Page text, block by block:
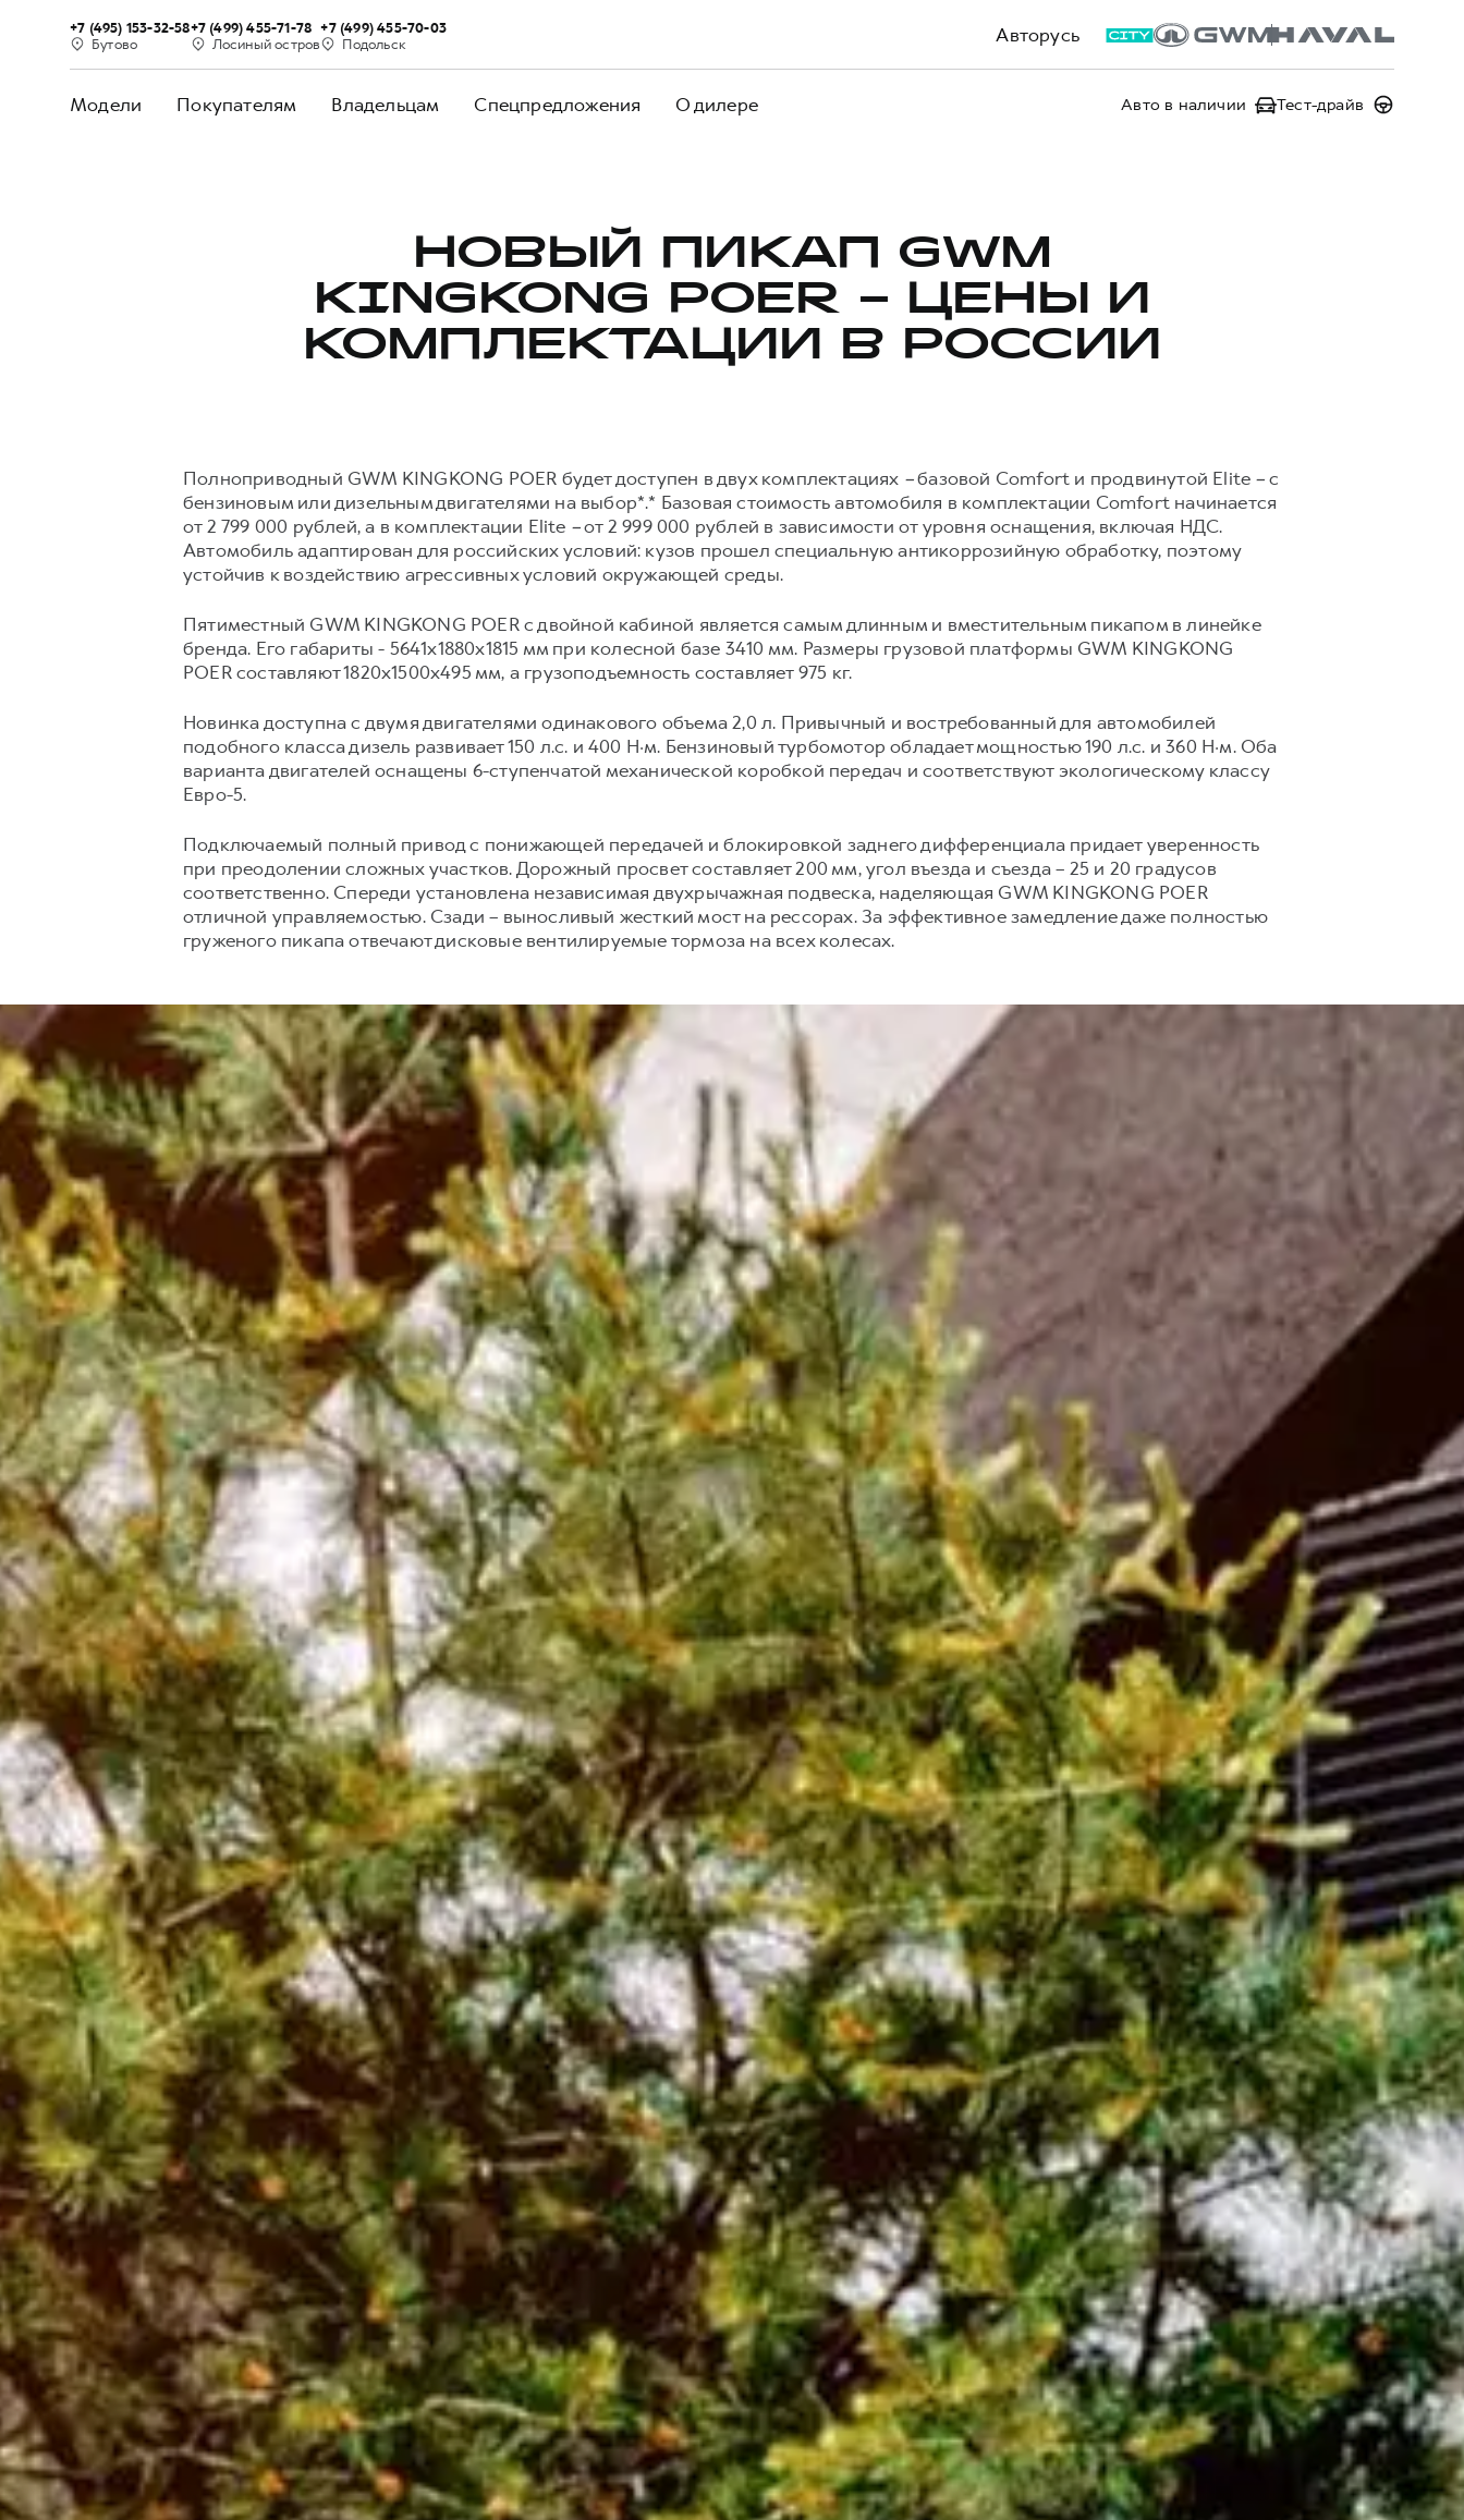
Авторусь
+7 (495) 153-32-58
Бутово
+7 (499) 455-71-78
Лосиный остров
+7 (499) 455-70-03
Подольск
Модели Покупателям Владельцам Спецпредложения О дилере Авто в наличии Тест-драйв
НОВЫЙ ПИКАП GWM
KINGKONG POER – ЦЕНЫ И
КОМПЛЕКТАЦИИ В РОССИИ
Полноприводный GWM KINGKONG POER будет доступен в двух комплектациях –базовой Comfort и продвинутой Elite –с
бензиновым или дизельным двигателями на выбор*.* Базовая стоимость автомобиля в комплектации Comfort начинается
от 2 799 000 рублей, а в комплектации Elite –от 2 999 000 рублей в зависимости от уровня оснащения, включая НДС.
Автомобиль адаптирован для российских условий: кузов прошел специальную антикоррозийную обработку, поэтому
устойчив к воздействию агрессивных условий окружающей среды.
Пятиместный GWM KINGKONG POER с двойной кабиной является самым длинным и вместительным пикапом в линейке
бренда. Его габариты - 5641х1880х1815 мм при колесной базе 3410 мм. Размеры грузовой платформы GWM KINGKONG
POER составляют 1820х1500х495 мм, а грузоподъемность составляет 975 кг.
Новинка доступна с двумя двигателями одинакового объема 2,0 л. Привычный и востребованный для автомобилей
подобного класса дизель развивает 150 л.с. и 400 Н·м. Бензиновый турбомотор обладает мощностью 190 л.с. и 360 Н·м. Оба
варианта двигателей оснащены 6-ступенчатой механической коробкой передач и соответствуют экологическому классу
Евро-5.
Подключаемый полный привод с понижающей передачей и блокировкой заднего дифференциала придает уверенность
при преодолении сложных участков. Дорожный просвет составляет 200 мм, угол въезда и съезда – 25 и 20 градусов
соответственно. Спереди установлена независимая двухрычажная подвеска, наделяющая GWM KINGKONG POER
отличной управляемостью. Сзади – выносливый жесткий мост на рессорах. За эффективное замедление даже полностью
груженого пикапа отвечают дисковые вентилируемые тормоза на всех колесах.